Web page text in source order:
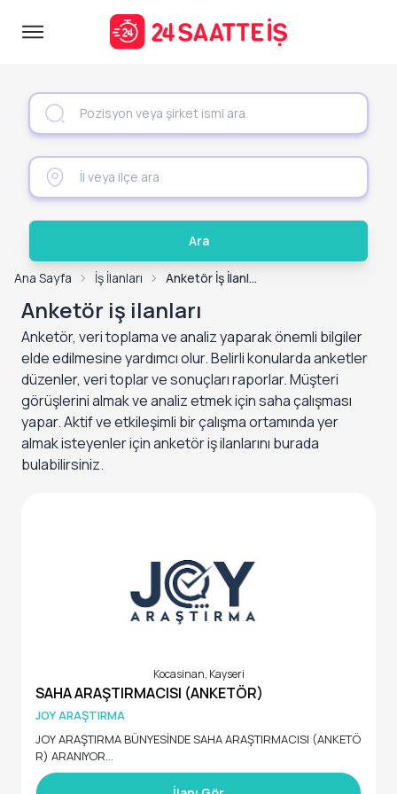
Ara
Ana Sayfa İş İlanları Anketör İş İlanları
Anketör iş ilanları
Anketör, veri toplama ve analiz yaparak önemli bilgiler
elde edilmesine yardımcı olur. Belirli konularda anketler
düzenler, veri toplar ve sonuçları raporlar. Müşteri
görüşlerini almak ve analiz etmek için saha çalışması
yapar. Aktif ve etkileşimli bir çalışma ortamında yer
almak isteyenler için anketör iş ilanlarını burada
bulabilirsiniz.
Kocasinan, Kayseri
SAHA ARAŞTIRMACISI (ANKETÖR)
JOY ARAŞTIRMA
JOY ARAŞTIRMA BÜNYESİNDE SAHA ARAŞTIRMACISI (ANKETÖ
R) ARANIYOR
Joy Araştırma bünyesinde yürütülen Ulaşım Hizmetleri Müş